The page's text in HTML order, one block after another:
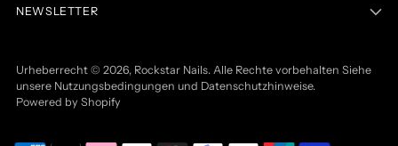
NEWSLETTER
Urheberrecht © 2026, Rockstar Nails. Alle Rechte vorbehalten Siehe
unsere Nutzungsbedingungen und Datenschutzhinweise.
Powered by Shopify